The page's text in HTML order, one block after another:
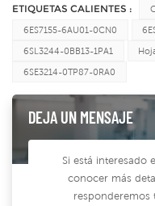
ETIQUETAS CALIENTES :
6ES7155-6AU01-0CN0
6SL3244-0BB13-1PA1
6SE3214-0TP87-0RA0
DEJA UN MENSAJE
Si está interesado
conocer más